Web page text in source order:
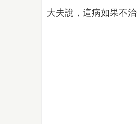
大夫說，這病如果不